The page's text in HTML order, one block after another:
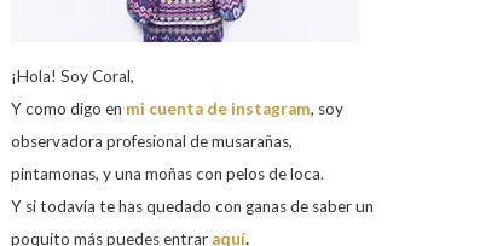
¡Hola! Soy Coral,
Y como digo en mi cuenta de instagram, soy
observadora profesional de musarañas,
pintamonas, y una moñas con pelos de loca.
Y si todavía te has quedado con ganas de saber un
poquito más puedes entrar aquí.